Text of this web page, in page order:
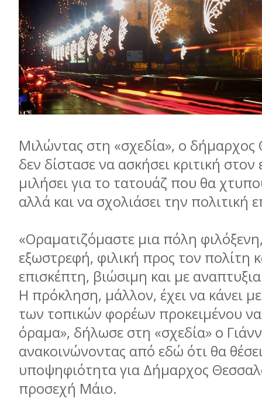
Μιλώντας στη «σχεδία», ο δήμαρχος
δεν δίστασε να ασκήσει κριτική
μιλήσει για το τατουάζ που θα
αλλά και να σχολιάσει την πολιτική
«Οραματιζόμαστε μια πόλη
εξωστρεφή, φιλική προς τον πολίτη
επισκέπτη, βιώσιμη και με
Η πρόκληση, μάλλον, έχει να κάνει
των τοπικών φορέων προκειμένου
όραμα», δήλωσε στη «σχεδία» ο
ανακοινώνοντας από εδώ ότι θα
υποψηφιότητα για Δήμαρχος
προσεχή Μάιο.